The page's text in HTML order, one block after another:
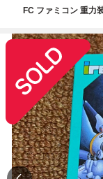
FC ファミコン 重力